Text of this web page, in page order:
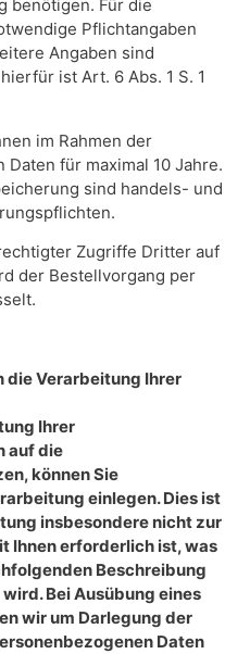
benötigen. Für die
Pflichtangaben
Angaben sind
ist Art. 6 Abs. 1 S. 1
im Rahmen der
für maximal 10 Jahre.
sind handels- und
Zugriffe Dritter auf
der Bestellvorgang per
die Verarbeitung Ihrer
Ihrer
auf die
können Sie
einlegen. Dies ist
insbesondere nicht zur
Ihnen erforderlich ist, was
Beschreibung
Bei Ausübung eines
wir um Darlegung der
Daten